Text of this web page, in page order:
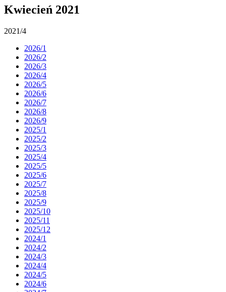
Kwiecień 2021
2021/4
2026/1
2026/2
2026/3
2026/4
2026/5
2026/6
2026/7
2026/8
2026/9
2025/1
2025/2
2025/3
2025/4
2025/5
2025/6
2025/7
2025/8
2025/9
2025/10
2025/11
2025/12
2024/1
2024/2
2024/3
2024/4
2024/5
2024/6